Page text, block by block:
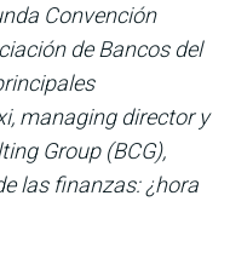
Convención
de Bancos del
managing director y
Group (BCG),
las finanzas: ¿hora